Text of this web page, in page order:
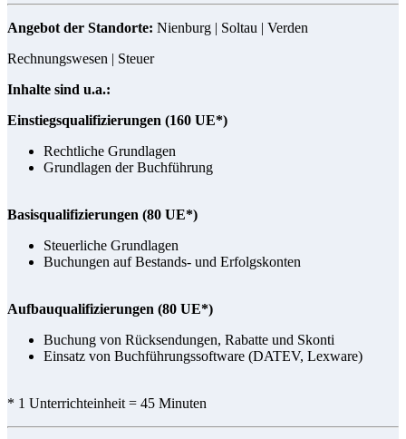
Angebot der Standorte: Nienburg | Soltau | Verden
Rechnungswesen | Steuer
Inhalte sind u.a.:
Einstiegsqualifizierungen (160 UE*)
Rechtliche Grundlagen
Grundlagen der Buchführung
Basisqualifizierungen (80 UE*)
Steuerliche Grundlagen
Buchungen auf Bestands- und Erfolgskonten
Aufbauqualifizierungen (80 UE*)
Buchung von Rücksendungen, Rabatte und Skonti
Einsatz von Buchführungssoftware (DATEV, Lexware)
* 1 Unterrichteinheit = 45 Minuten